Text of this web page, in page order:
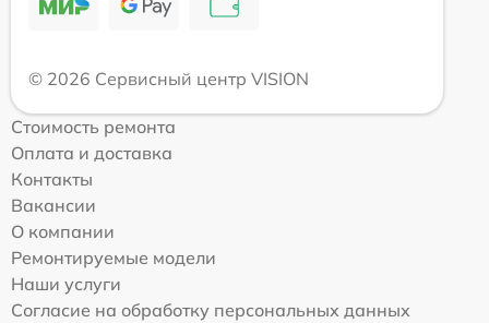
© 2026 Сервисный центр VISION
Стоимость ремонта
Оплата и доставка
Контакты
Вакансии
О компании
Ремонтируемые модели
Наши услуги
Согласие на обработку персональных данных